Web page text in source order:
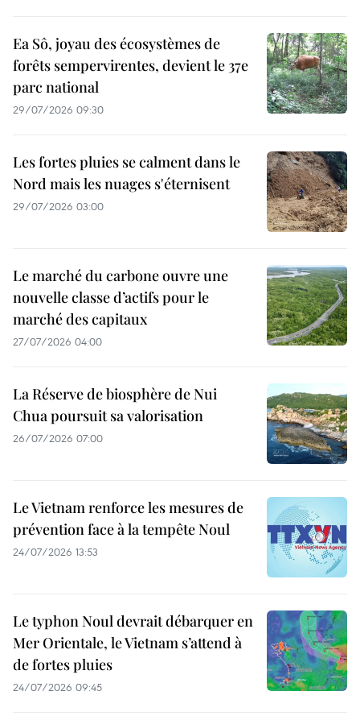
Ea Sô, joyau des écosystèmes de
forêts sempervirentes, devient le 37e
parc national
29/07/2026 09:30
Les fortes pluies se calment dans le
Nord mais les nuages s'éternisent
29/07/2026 03:00
Le marché du carbone ouvre une
nouvelle classe d’actifs pour le
marché des capitaux
27/07/2026 04:00
La Réserve de biosphère de Nui
Chua poursuit sa valorisation
26/07/2026 07:00
Le Vietnam renforce les mesures de
prévention face à la tempête Noul
24/07/2026 13:53
Le typhon Noul devrait débarquer en
Mer Orientale, le Vietnam s’attend à
de fortes pluies
24/07/2026 09:45